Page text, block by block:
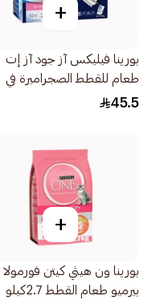
+
بورينا فيليكس آز جود آز إت
طعام للقطط الصجراميرة في
45.5
+
بورينا ون هيثي كيتن فورمولا
بيرميو طعام القطط 2.7كيلو